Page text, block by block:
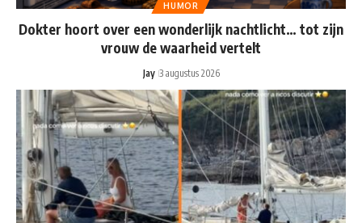
HUMOR
Dokter hoort over een wonderlijk nachtlicht… tot zijn
vrouw de waarheid vertelt
Jay 3 augustus 2026